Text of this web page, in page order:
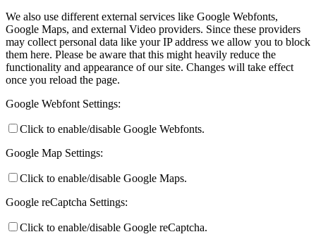
We also use different external services like Google Webfonts,
Google Maps, and external Video providers. Since these providers
may collect personal data like your IP address we allow you to block
them here. Please be aware that this might heavily reduce the
functionality and appearance of our site. Changes will take effect
once you reload the page.
Google Webfont Settings:
Click to enable/disable Google Webfonts.
Google Map Settings:
Click to enable/disable Google Maps.
Google reCaptcha Settings:
Click to enable/disable Google reCaptcha.